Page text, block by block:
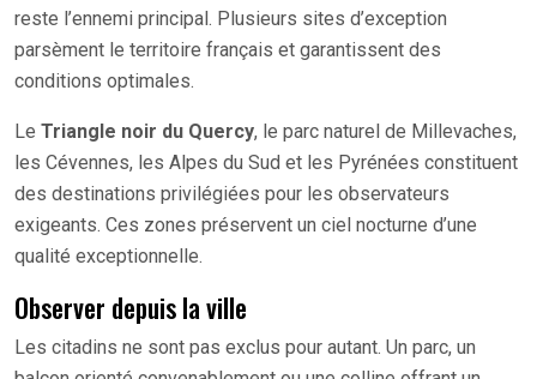
reste l’ennemi principal. Plusieurs sites d’exception
parsèment le territoire français et garantissent des
conditions optimales.
Le Triangle noir du Quercy, le parc naturel de Millevaches,
les Cévennes, les Alpes du Sud et les Pyrénées constituent
des destinations privilégiées pour les observateurs
exigeants. Ces zones préservent un ciel nocturne d’une
qualité exceptionnelle.
Observer depuis la ville
Les citadins ne sont pas exclus pour autant. Un parc, un